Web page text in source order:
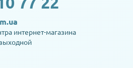
интернет-магазина